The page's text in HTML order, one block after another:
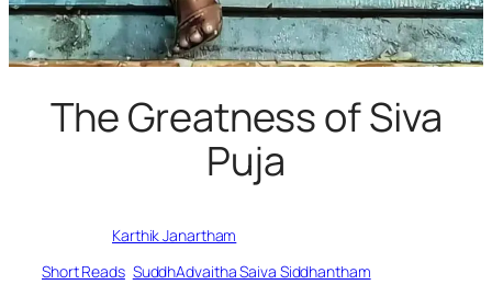
The Greatness of Siva
Puja
Karthik Janartham
Short Reads, SuddhAdvaitha Saiva Siddhantham